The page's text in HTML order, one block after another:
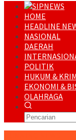
HOME
HEADLINE
NASIONAL
DAERAH
POLITIK
HUKUM &
EKONOMI &
OLAHRAGA